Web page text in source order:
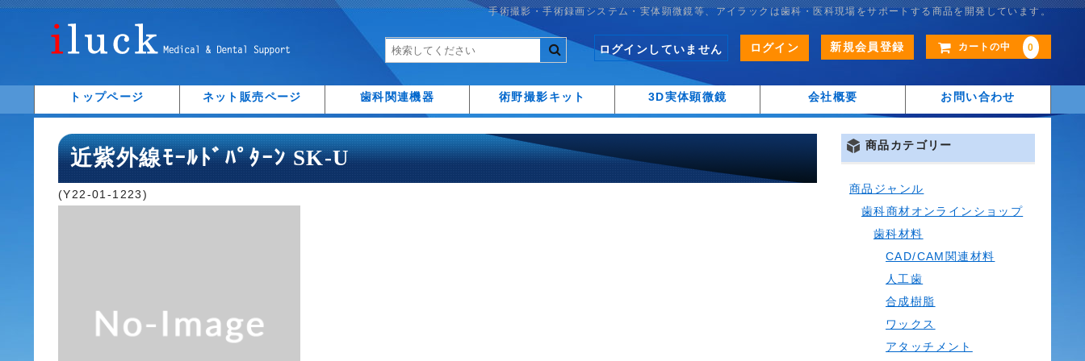
手術撮影・手術録画システム・実体顕微鏡等、アイラックは歯科・医科現場をサポートする商品を開発しています。
カートの中 0
ログインしていません ログイン 新規会員登録
トップページ ネット販売ページ 歯科関連機器 術野撮影キット 3D実体顕微鏡 会社概要 お問い合わせ
近紫外線ﾓｰﾙﾄﾞﾊﾟﾀｰﾝ SK-U
(Y22-01-1223)
商品カテゴリー
商品ジャンル
歯科商材オンラインショップ
歯科材料
CAD/CAM関連材料
人工歯
合成樹脂
ワックス
アタッチメント